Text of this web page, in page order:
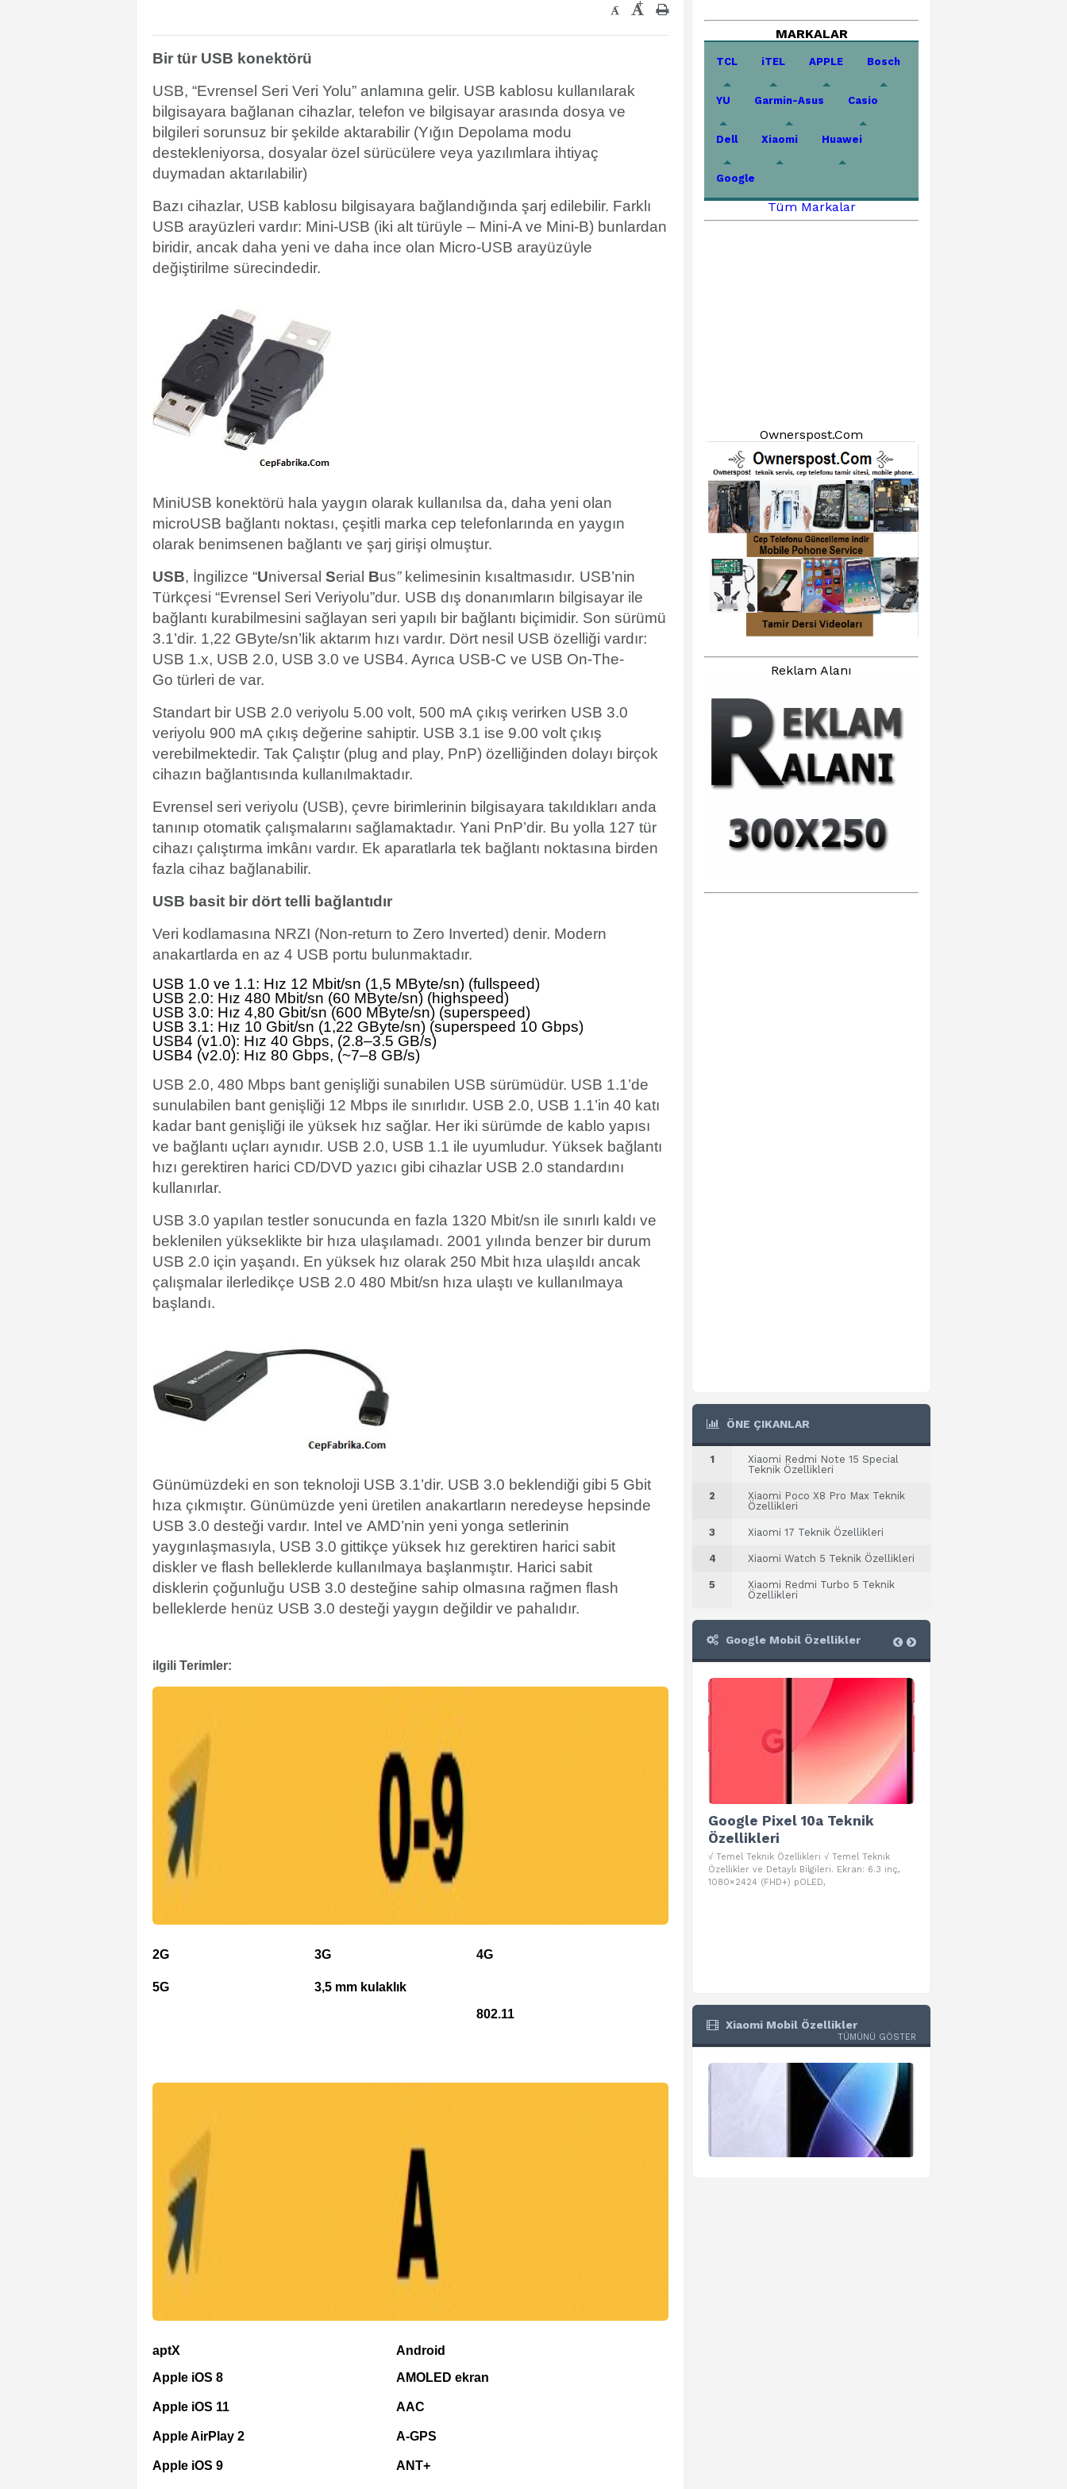
- +
Bir tür USB konektörü
USB, “Evrensel Seri Veri Yolu” anlamına gelir. USB kablosu kullanılarak
bilgisayara bağlanan cihazlar, telefon ve bilgisayar arasında dosya ve
bilgileri sorunsuz bir şekilde aktarabilir (Yığın Depolama modu
destekleniyorsa, dosyalar özel sürücülere veya yazılımlara ihtiyaç
duymadan aktarılabilir)
Bazı cihazlar, USB kablosu bilgisayara bağlandığında şarj edilebilir. Farklı
USB arayüzleri vardır: Mini-USB (iki alt türüyle – Mini-A ve Mini-B) bunlardan
biridir, ancak daha yeni ve daha ince olan Micro-USB arayüzüyle
değiştirilme sürecindedir.
MiniUSB konektörü hala yaygın olarak kullanılsa da, daha yeni olan
microUSB bağlantı noktası, çeşitli marka cep telefonlarında en yaygın
olarak benimsenen bağlantı ve şarj girişi olmuştur.
USB, İngilizce “Universal Serial Bus” kelimesinin kısaltmasıdır. USB’nin
Türkçesi “Evrensel Seri Veriyolu”dur. USB dış donanımların bilgisayar ile
bağlantı kurabilmesini sağlayan seri yapılı bir bağlantı biçimidir. Son sürümü
3.1’dir. 1,22 GByte/sn’lik aktarım hızı vardır. Dört nesil USB özelliği vardır:
USB 1.x, USB 2.0, USB 3.0 ve USB4. Ayrıca USB-C ve USB On-The-
Go türleri de var.
Standart bir USB 2.0 veriyolu 5.00 volt, 500 mA çıkış verirken USB 3.0
veriyolu 900 mA çıkış değerine sahiptir. USB 3.1 ise 9.00 volt çıkış
verebilmektedir. Tak Çalıştır (plug and play, PnP) özelliğinden dolayı birçok
cihazın bağlantısında kullanılmaktadır.
Evrensel seri veriyolu (USB), çevre birimlerinin bilgisayara takıldıkları anda
tanınıp otomatik çalışmalarını sağlamaktadır. Yani PnP’dir. Bu yolla 127 tür
cihazı çalıştırma imkânı vardır. Ek aparatlarla tek bağlantı noktasına birden
fazla cihaz bağlanabilir.
USB basit bir dört telli bağlantıdır
Veri kodlamasına NRZI (Non-return to Zero Inverted) denir. Modern
anakartlarda en az 4 USB portu bulunmaktadır.
USB 1.0 ve 1.1: Hız 12 Mbit/sn (1,5 MByte/sn) (fullspeed)
USB 2.0: Hız 480 Mbit/sn (60 MByte/sn) (highspeed)
USB 3.0: Hız 4,80 Gbit/sn (600 MByte/sn) (superspeed)
USB 3.1: Hız 10 Gbit/sn (1,22 GByte/sn) (superspeed 10 Gbps)
USB4 (v1.0): Hız 40 Gbps, (2.8–3.5 GB/s)
USB4 (v2.0): Hız 80 Gbps, (~7–8 GB/s)
USB 2.0, 480 Mbps bant genişliği sunabilen USB sürümüdür. USB 1.1’de
sunulabilen bant genişliği 12 Mbps ile sınırlıdır. USB 2.0, USB 1.1’in 40 katı
kadar bant genişliği ile yüksek hız sağlar. Her iki sürümde de kablo yapısı
ve bağlantı uçları aynıdır. USB 2.0, USB 1.1 ile uyumludur. Yüksek bağlantı
hızı gerektiren harici CD/DVD yazıcı gibi cihazlar USB 2.0 standardını
kullanırlar.
USB 3.0 yapılan testler sonucunda en fazla 1320 Mbit/sn ile sınırlı kaldı ve
beklenilen yükseklikte bir hıza ulaşılamadı. 2001 yılında benzer bir durum
USB 2.0 için yaşandı. En yüksek hız olarak 250 Mbit hıza ulaşıldı ancak
çalışmalar ilerledikçe USB 2.0 480 Mbit/sn hıza ulaştı ve kullanılmaya
başlandı.
Günümüzdeki en son teknoloji USB 3.1’dir. USB 3.0 beklendiği gibi 5 Gbit
hıza çıkmıştır. Günümüzde yeni üretilen anakartların neredeyse hepsinde
USB 3.0 desteği vardır. Intel ve AMD’nin yeni yonga setlerinin
yaygınlaşmasıyla, USB 3.0 gittikçe yüksek hız gerektiren harici sabit
diskler ve flash belleklerde kullanılmaya başlanmıştır. Harici sabit
disklerin çoğunluğu USB 3.0 desteğine sahip olmasına rağmen flash
belleklerde henüz USB 3.0 desteği yaygın değildir ve pahalıdır.
ilgili Terimler:
2G 3G 4G
5G
3,5 mm kulaklık
802.11
aptX
Apple iOS 8
Apple iOS 11
Apple AirPlay 2
Apple iOS 9
Android
AMOLED ekran
AAC
A-GPS
ANT+
MARKALAR
TCL iTEL APPLE Bosch
YU Garmin-Asus Casio
Dell Xiaomi Huawei
Google
Tüm Markalar
Ownerspost.Com
Reklam Alanı
ÖNE ÇIKANLAR
1
Xiaomi Redmi Note 15 Special
Teknik Özellikleri
2
Xiaomi Poco X8 Pro Max Teknik
Özellikleri
3 Xiaomi 17 Teknik Özellikleri
4 Xiaomi Watch 5 Teknik Özellikleri
5
Xiaomi Redmi Turbo 5 Teknik
Özellikleri
Google Mobil Özellikler
Google Pixel 10a Teknik
Özellikleri
√ Temel Teknik Özellikleri √ Temel Teknik
Özellikler ve Detaylı Bilgileri. Ekran: 6.3 inç,
1080×2424 (FHD+) pOLED,
Xiaomi Mobil Özellikler
TÜMÜNÜ GÖSTER